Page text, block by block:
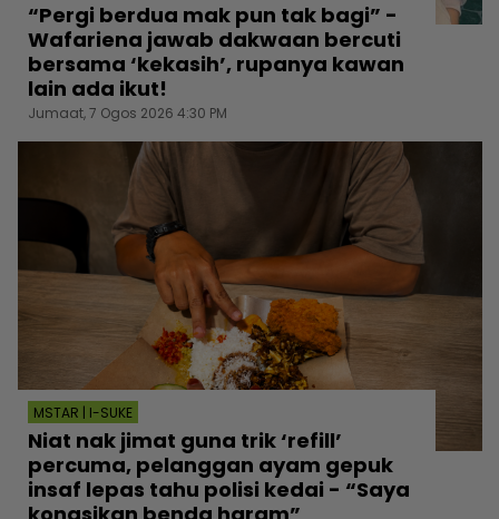
“Pergi berdua mak pun tak bagi” -
Wafariena jawab dakwaan bercuti
bersama ‘kekasih’, rupanya kawan
lain ada ikut!
Jumaat, 7 Ogos 2026 4:30 PM
MSTAR | I-SUKE
Niat nak jimat guna trik ‘refill’
percuma, pelanggan ayam gepuk
insaf lepas tahu polisi kedai - “Saya